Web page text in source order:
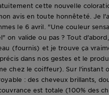
cette nouvelle
avis en toute honnêteté. Je
le 6 avril. "Une couleur
on valide ou pas ? Tout
(fournis) et je trouve ça
dans nos gestes et le
chez le coiffeur). Sur l'instant
: des cheveux brillants,
est totale (100% des